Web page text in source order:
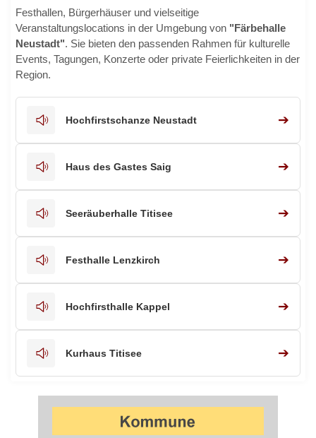
Festhallen, Bürgerhäuser und vielseitige
Veranstaltungslocations in der Umgebung von "Färbehalle
Neustadt". Sie bieten den passenden Rahmen für kulturelle
Events, Tagungen, Konzerte oder private Feierlichkeiten in der
Region.
Hochfirstschanze Neustadt ➔
Haus des Gastes Saig ➔
Seeräuberhalle Titisee ➔
Festhalle Lenzkirch ➔
Hochfirsthalle Kappel ➔
Kurhaus Titisee ➔